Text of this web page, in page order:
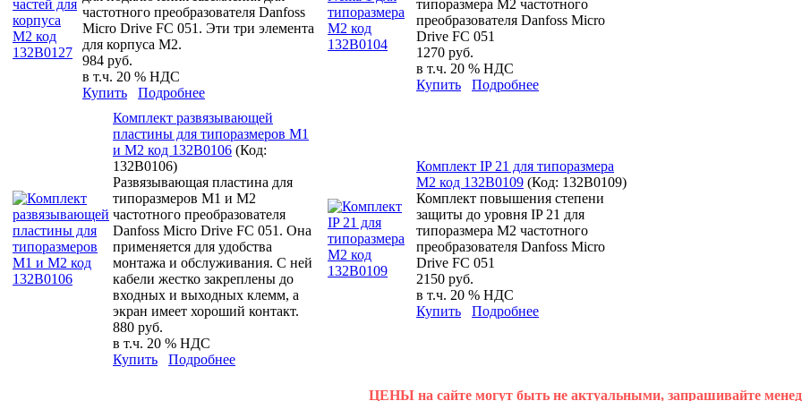
частотного преобразователя Danfoss
Micro Drive FC 051. Эти три элемента
для корпуса M2.
984 руб.
в т.ч. 20 % НДС
Купить
Подробнее
типоразмера М2 частотного
преобразователя Danfoss Micro
Drive FC 051
1270 руб.
в т.ч. 20 % НДС
Купить
Подробнее
Комплект развязывающей
пластины для типоразмеров М1
и М2 код 132B0106 (Код:
132B0106)
Развязывающая пластина для
типоразмеров М1 и М2
частотного преобразователя
Danfoss Micro Drive FC 051. Она
применяется для удобства
монтажа и обслуживания. С ней
кабели жестко закреплены до
входных и выходных клемм, а
экран имеет хороший контакт.
880 руб.
в т.ч. 20 % НДС
Купить
Подробнее
Комплект IP 21 для типоразмера
М2 код 132B0109 (Код: 132B0109)
Комплект повышения степени
защиты до уровня IP 21 для
типоразмера М2 частотного
преобразователя Danfoss Micro
Drive FC 051
2150 руб.
в т.ч. 20 % НДС
Купить
Подробнее
ЦЕНЫ на сайте могут быть не актуальными, запрашивайте